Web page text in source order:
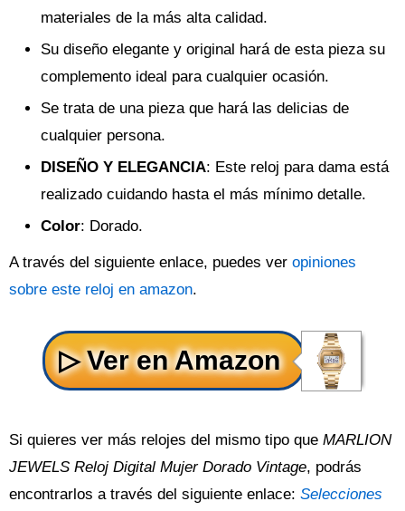
materiales de la más alta calidad.
Su diseño elegante y original hará de esta pieza su
complemento ideal para cualquier ocasión.
Se trata de una pieza que hará las delicias de
cualquier persona.
DISEÑO Y ELEGANCIA: Este reloj para dama está
realizado cuidando hasta el más mínimo detalle.
Color: Dorado.
A través del siguiente enlace, puedes ver opiniones
sobre este reloj en amazon.
Si quieres ver más relojes del mismo tipo que MARLION
JEWELS Reloj Digital Mujer Dorado Vintage, podrás
encontrarlos a través del siguiente enlace: Selecciones